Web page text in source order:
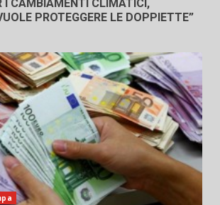
I CAMBIAMENTI CLIMATICI,
PROTEGGERE LE DOPPIETTE”